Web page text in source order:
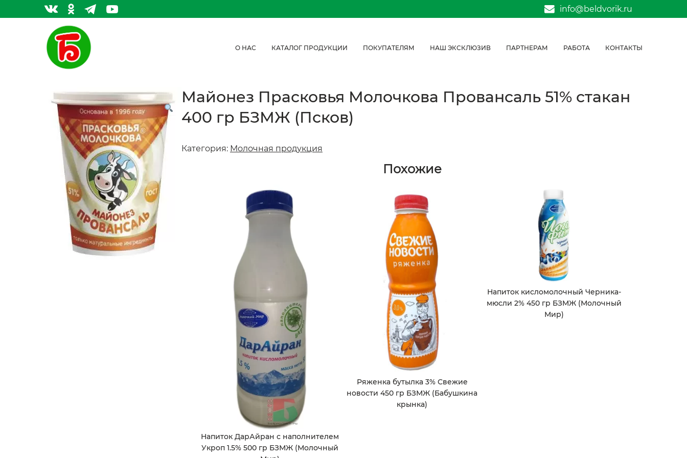
info@beldvorik.ru
О НАС КАТАЛОГ ПРОДУКЦИИ ПОКУПАТЕЛЯМ НАШ ЭКСКЛЮЗИВ ПАРТНЕРАМ РАБОТА КОНТАКТЫ
Майонез Прасковья Молочкова Провансаль 51% стакан
400 гр БЗМЖ (Псков)
Категория: Молочная продукция
Похожие
Напиток ДарАйран с наполнителем
Укроп 1.5% 500 гр БЗМЖ (Молочный
Ряженка бутылка 3% Свежие
новости 450 гр БЗМЖ (Бабушкина
крынка)
Напиток кисломолочный Черника-
мюсли 2% 450 гр БЗМЖ (Молочный
Мир)